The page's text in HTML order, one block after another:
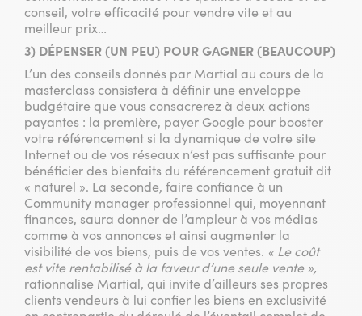
conseil, votre efficacité pour vendre vite et au
meilleur prix…
3) DÉPENSER (UN PEU) POUR GAGNER (BEAUCOUP)
L’un des conseils donnés par Martial au cours de la
masterclass consistera à définir une enveloppe
budgétaire que vous consacrerez à deux actions
payantes : la première, payer Google pour booster
votre référencement si la dynamique de votre site
Internet ou de vos réseaux n’est pas suffisante pour
bénéficier des bienfaits du référencement gratuit dit
« naturel ». La seconde, faire confiance à un
Community manager professionnel qui, moyennant
finances, saura donner de l’ampleur à vos médias
comme à vos annonces et ainsi augmenter la
visibilité de vos biens, puis de vos ventes. « Le coût
est vite rentabilisé à la faveur d’une seule vente »,
rationnalise Martial, qui invite d’ailleurs ses propres
clients vendeurs à lui confier les biens en exclusivité